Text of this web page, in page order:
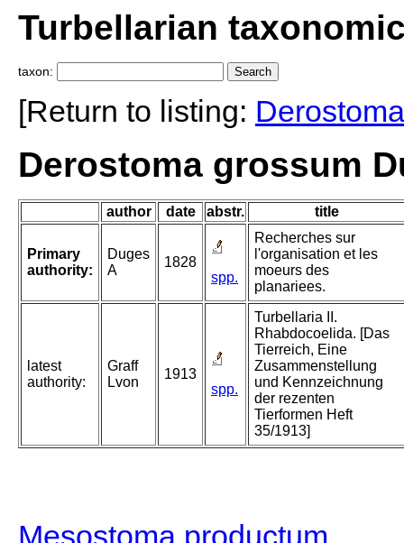
Turbellarian
taxon:
[Return to listing: Derostoma
Derostoma grossum
author date abstr. title
Primary
authority:
Duges
A
1828
spp.
Recherches sur
l'organisation et les
moeurs des
planariees.
latest
authority:
Graff
Lvon
1913
spp.
Turbellaria II.
Rhabdocoelida. [Das
Tierreich, Eine
Zusammenstellung
und Kennzeichnung
der rezenten
Tierformen Heft
35/1913]
Mesostoma productum